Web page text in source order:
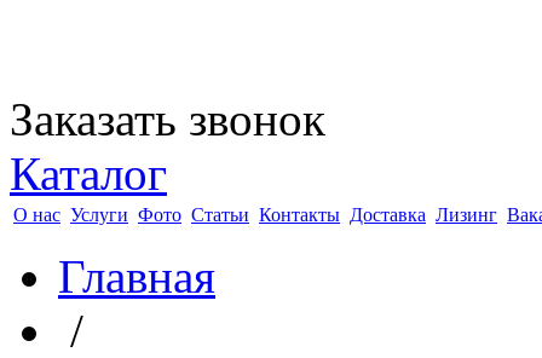
Заказать звонок
Каталог
О нас Услуги Фото Статьи Контакты Доставка Лизинг
Главная
/